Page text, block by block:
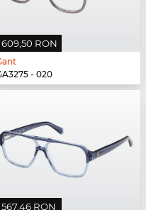
609,50 RON
- 020
567,46 RON